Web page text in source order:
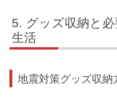
グッズ収納と
生活
地震対策グッズ収納